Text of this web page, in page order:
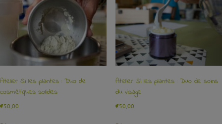
Atelier Si les plantes : Duo de
cosmétiques solides
€50,00
Atelier Si les plantes : Duo de soins
du visage
€50,00